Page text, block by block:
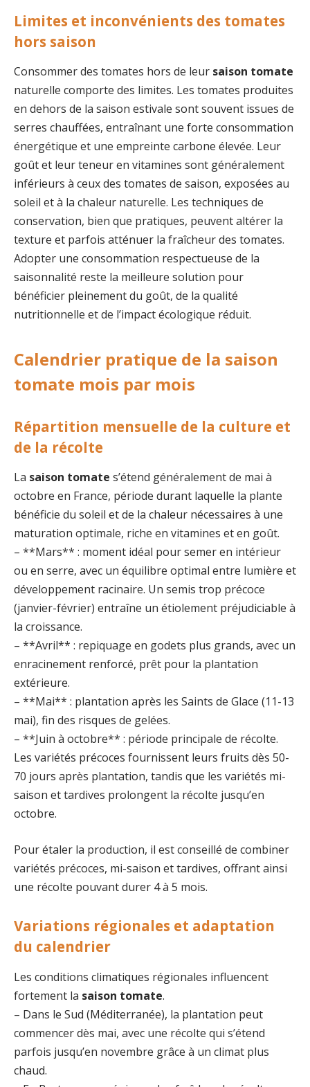
Limites et inconvénients des tomates
hors saison
Consommer des tomates hors de leur saison tomate
naturelle comporte des limites. Les tomates produites
en dehors de la saison estivale sont souvent issues de
serres chauffées, entraînant une forte consommation
énergétique et une empreinte carbone élevée. Leur
goût et leur teneur en vitamines sont généralement
inférieurs à ceux des tomates de saison, exposées au
soleil et à la chaleur naturelle. Les techniques de
conservation, bien que pratiques, peuvent altérer la
texture et parfois atténuer la fraîcheur des tomates.
Adopter une consommation respectueuse de la
saisonnalité reste la meilleure solution pour
bénéficier pleinement du goût, de la qualité
nutritionnelle et de l’impact écologique réduit.
Calendrier pratique de la saison
tomate mois par mois
Répartition mensuelle de la culture et
de la récolte
La saison tomate s’étend généralement de mai à
octobre en France, période durant laquelle la plante
bénéficie du soleil et de la chaleur nécessaires à une
maturation optimale, riche en vitamines et en goût.
– **Mars** : moment idéal pour semer en intérieur
ou en serre, avec un équilibre optimal entre lumière et
développement racinaire. Un semis trop précoce
(janvier-février) entraîne un étiolement préjudiciable à
la croissance.
– **Avril** : repiquage en godets plus grands, avec un
enracinement renforcé, prêt pour la plantation
extérieure.
– **Mai** : plantation après les Saints de Glace (11-13
mai), fin des risques de gelées.
– **Juin à octobre** : période principale de récolte.
Les variétés précoces fournissent leurs fruits dès 50-
70 jours après plantation, tandis que les variétés mi-
saison et tardives prolongent la récolte jusqu’en
octobre.
Pour étaler la production, il est conseillé de combiner
variétés précoces, mi-saison et tardives, offrant ainsi
une récolte pouvant durer 4 à 5 mois.
Variations régionales et adaptation
du calendrier
Les conditions climatiques régionales influencent
fortement la saison tomate.
– Dans le Sud (Méditerranée), la plantation peut
commencer dès mai, avec une récolte qui s’étend
parfois jusqu’en novembre grâce à un climat plus
chaud.